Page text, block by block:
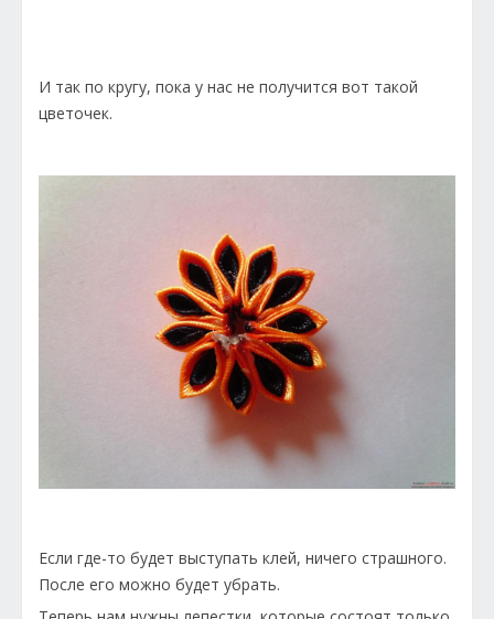
И так по кругу, пока у нас не получится вот такой
цветочек.
Если где-то будет выступать клей, ничего страшного.
После его можно будет убрать.